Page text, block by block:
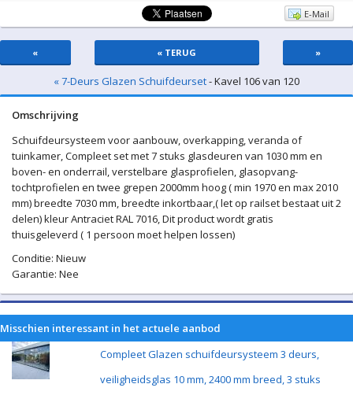
E-Mail
« « TERUG »
« 7-Deurs Glazen Schuifdeurset- Kavel 106 van 120
Omschrijving
Schuifdeursysteem voor aanbouw, overkapping, veranda of
tuinkamer, Compleet set met 7 stuks glasdeuren van 1030 mm en
boven- en onderrail, verstelbare glasprofielen, glasopvang-
tochtprofielen en twee grepen 2000mm hoog ( min 1970 en max 2010
mm) breedte 7030 mm, breedte inkortbaar,( let op railset bestaat uit 2
delen) kleur Antraciet RAL 7016, Dit product wordt gratis
thuisgeleverd ( 1 persoon moet helpen lossen)
Conditie: Nieuw
Garantie: Nee
Misschien interessant in het actuele aanbod
Compleet Glazen schuifdeursysteem 3 deurs,
veiligheidsglas 10 mm, 2400 mm breed, 3 stuks